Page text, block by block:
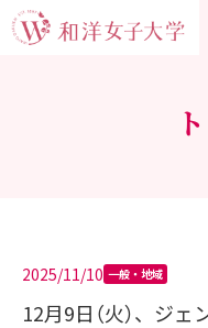
2025/11/10 一般・地域
12月9日（火）、ジ